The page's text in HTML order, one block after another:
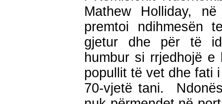
Mathew Holliday,
premtoi ndihmesën
gjetur dhe për të
humbur si rrjedhojë
popullit të vet dhe fati
70-vjetë tani.